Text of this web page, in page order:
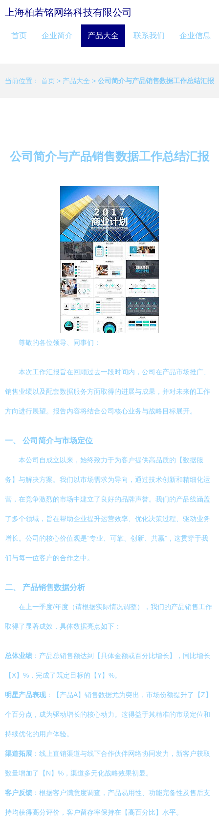
上海柏若铭网络科技有限公司
首页 企业简介 产品大全 联系我们 企业信息
当前位置： 首页 > 产品大全 > 公司简介与产品销售数据工作总结汇报
公司简介与产品销售数据工作总结汇报
尊敬的各位领导、同事们：
本次工作汇报旨在回顾过去一段时间内，公司在产品市场推广、
销售业绩以及配套数据服务方面取得的进展与成果，并对未来的工作
方向进行展望。报告内容将结合公司核心业务与战略目标展开。
一、 公司简介与市场定位
本公司自成立以来，始终致力于为客户提供高品质的【数据服
务】与解决方案。我们以市场需求为导向，通过技术创新和精细化运
营，在竞争激烈的市场中建立了良好的品牌声誉。我们的产品线涵盖
了多个领域，旨在帮助企业提升运营效率、优化决策过程、驱动业务
增长。公司的核心价值观是“专业、可靠、创新、共赢”，这贯穿于我
们与每一位客户的合作之中。
二、 产品销售数据分析
在上一季度/年度（请根据实际情况调整），我们的产品销售工作
取得了显著成效，具体数据亮点如下：
总体业绩 ：产品总销售额达到【具体金额或百分比增长】，同比增长
【X】%，完成了既定目标的【Y】%。
明星产品表现：【产品A】销售数据尤为突出，市场份额提升了【Z】
个百分点，成为驱动增长的核心动力。这得益于其精准的市场定位和
持续优化的用户体验。
渠道拓展 ：线上直销渠道与线下合作伙伴网络协同发力，新客户获取
数量增加了【N】%，渠道多元化战略效果初显。
客户反馈 ：根据客户满意度调查，产品易用性、功能完备性及售后支
持均获得高分评价，客户留存率保持在【高百分比】水平。